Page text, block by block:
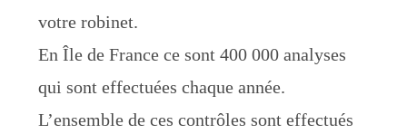
votre robinet.
En Île de France ce sont 400 000 analyses
qui sont effectuées chaque année.
L’ensemble de ces contrôles sont effectués